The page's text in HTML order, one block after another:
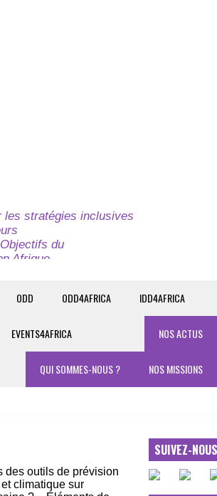
les stratégies inclusives
du
Afrique.
ODD ODD4AFRICA IDD4AFRICA
EVENTS4AFRICA NOS ACTUS
NOS MISSIONS
QUI SOMMES-NOUS ?
SUIVEZ-